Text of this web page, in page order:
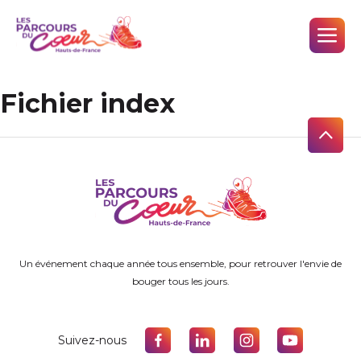
Fichier index
Un événement chaque année tous ensemble, pour retrouver l'envie de
bouger tous les jours.
Suivez-nous